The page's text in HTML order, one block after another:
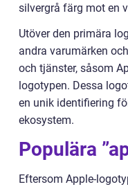
silvergrå färg mot en
Utöver den primära
andra varumärken
och tjänster, såsom
logotypen. Dessa
en unik identifiering
ekosystem.
Populära
Eftersom Apple-